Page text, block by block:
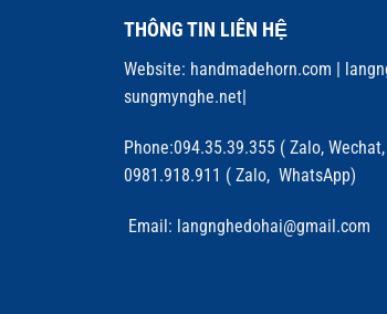
THÔNG TIN LIÊN HỆ
Website: handmadehorn.com |
sungmynghe.net|
Phone:094.35.39.355 ( Zalo,
0981.918.911 ( Zalo, WhatsApp)
Email: langnghedohai@gmail.com